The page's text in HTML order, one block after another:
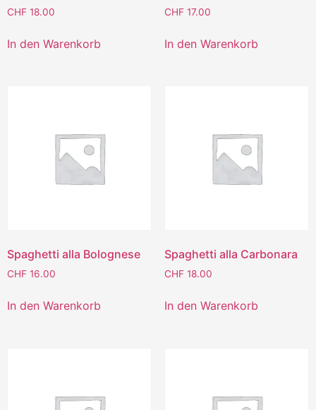
CHF 18.00
In den Warenkorb
CHF17.00
In den Warenkorb
Spaghetti alla Bolognese
CHF 16.00
In den Warenkorb
Spaghetti alla Carbonara
CHF18.00
In den Warenkorb